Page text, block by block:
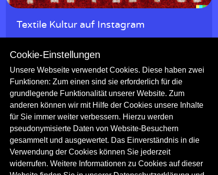
Textile Kultur auf Instagram
verschiedene Traditionen der Textilherstellung weltweit.
Trachten Handwerk
Textilien
Ethnologie
Textilarchäologie
Kulturgeschichte
Cookie-Einstellungen
Unsere Webseite verwendet Cookies. Diese haben zwei
Funktionen: Zum einen sind sie erforderlich für die
grundlegende Funktionalität unserer Website. Zum
anderen können wir mit Hilfe der Cookies unsere Inhalte
für Sie immer weiter verbessern. Hierzu werden
pseudonymisierte Daten von Website-Besuchern
gesammelt und ausgewertet. Das Einverständnis in die
Verwendung der Cookies können Sie jederzeit
widerrufen. Weitere Informationen zu Cookies auf dieser